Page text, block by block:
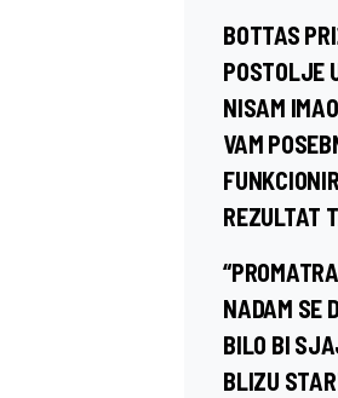
BOTTAS
POSTOLJE
NISAM
VAM
REZULTAT
NADAM SE
BILO BI
BLIZU